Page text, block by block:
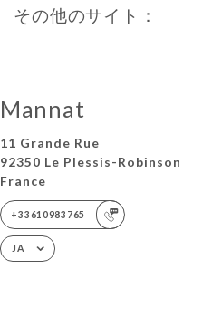
その他のサイト：
Mannat
11 Grande Rue
92350 Le Plessis-Robinson
France
+33610983765
JA